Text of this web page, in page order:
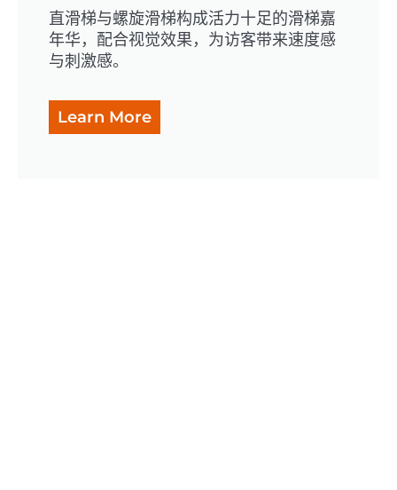
直滑梯与螺旋滑梯构成活力十足的滑梯嘉
年华，配合视觉效果，为访客带来速度感
与刺激感。
Learn More